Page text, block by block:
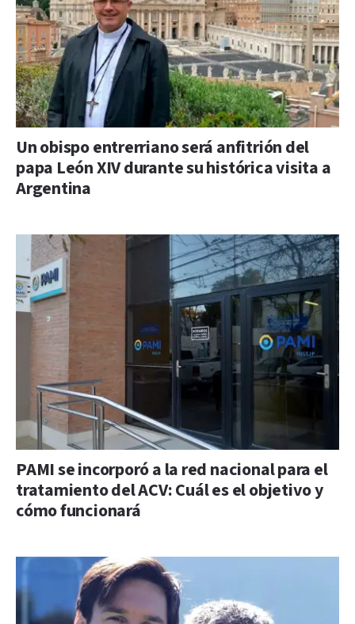
Un obispo entrerriano será anfitrión del
papa León XIV durante su histórica visita a
Argentina
PAMI se incorporó a la red nacional para el
tratamiento del ACV: Cuál es el objetivo y
cómo funcionará